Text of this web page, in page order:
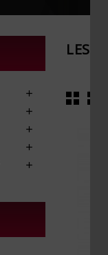
LES




